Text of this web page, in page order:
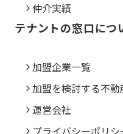
仲介実績
テナントの窓口につ
加盟企業一覧
加盟を検討する不
運営会社